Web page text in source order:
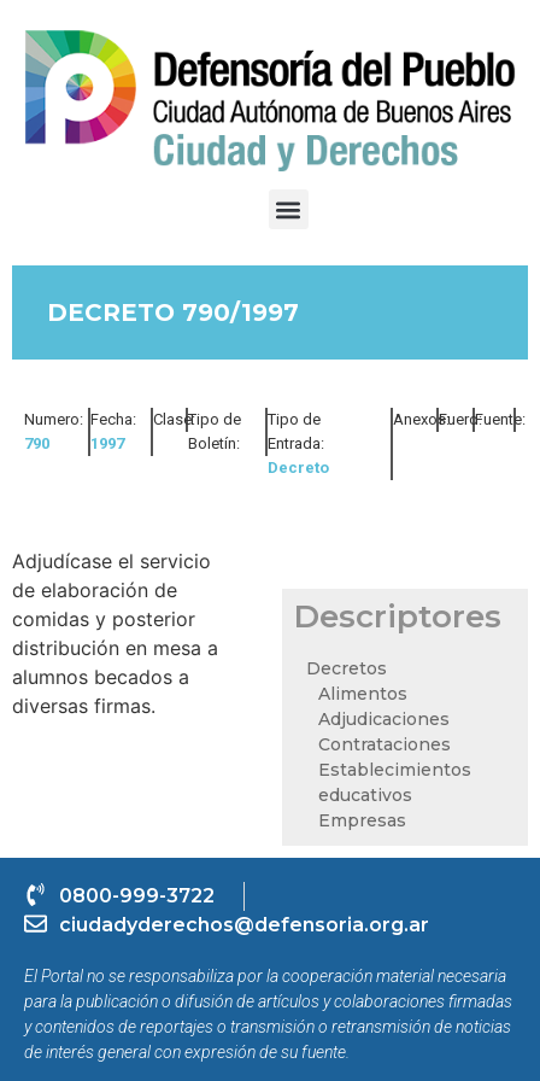
DECRETO 790/1997
Numero:
790
Fecha:
1997
Clase:Tipo de
Boletín:
Tipo de
Entrada:
Decreto
Anexos:Fuero:Fuente:
Adjudícase el servicio
de elaboración de
comidas y posterior
distribución en mesa a
alumnos becados a
diversas firmas.
Descriptores
Decretos
Alimentos
Adjudicaciones
Contrataciones
Establecimientos
educativos
Empresas
0800-999-3722
ciudadyderechos@defensoria.org.ar
El Portal no se responsabiliza por la cooperación material necesaria
para la publicación o difusión de artículos y colaboraciones firmadas
y contenidos de reportajes o transmisión o retransmisión de noticias
de interés general con expresión de su fuente.